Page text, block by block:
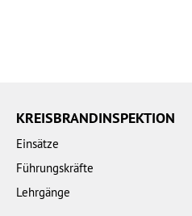
KREISBRANDINSPEKTION
Einsätze
Führungskräfte
Lehrgänge